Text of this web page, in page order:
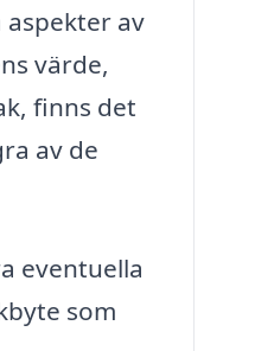
av
värde,
finns det
av de
eventuella
som